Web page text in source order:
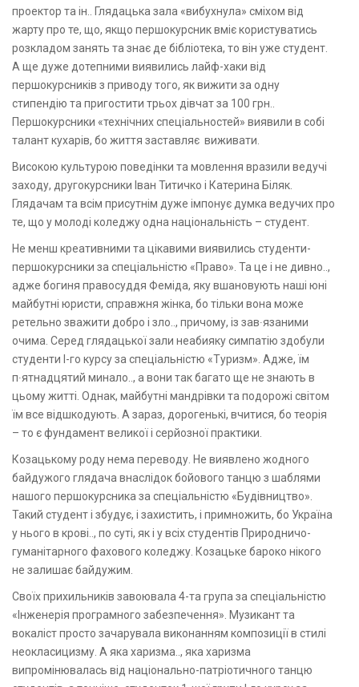
проектор та ін.. Глядацька зала «вибухнула» сміхом від
жарту про те, що, якщо першокурсник вміє користуватись
розкладом занять та знає де бібліотека, то він уже студент.
А ще дуже дотепними виявились лайф-хаки від
першокурсників з приводу того, як вижити за одну
стипендію та пригостити трьох дівчат за 100 грн..
Першокурсники «технічних спеціальностей» виявили в собі
талант кухарів, бо життя заставляє виживати.
Високою культурою поведінки та мовлення вразили ведучі
заходу, другокурсники Іван Титичко і Катерина Біляк.
Глядачам та всім присутнім дуже імпонує думка ведучих про
те, що у молоді коледжу одна національність – студент.
Не менш креативними та цікавими виявились студенти-
першокурсники за спеціальністю «Право». Та це і не дивно..,
адже богиня правосуддя Феміда, яку вшановують наші юні
майбутні юристи, справжня жінка, бо тільки вона може
ретельно зважити добро і зло.., причому, із зав∙язаними
очима. Серед глядацької зали неабияку симпатію здобули
студенти І-го курсу за спеціальністю «Туризм». Адже, їм
п∙ятнадцятий минало.., а вони так багато ще не знають в
цьому житті. Однак, майбутні мандрівки та подорожі світом
їм все відшкодують. А зараз, дорогенькі, вчитися, бо теорія
– то є фундамент великої і серйозної практики.
Козацькому роду нема переводу. Не виявлено жодного
байдужого глядача внаслідок бойового танцю з шаблями
нашого першокурсника за спеціальністю «Будівництво».
Такий студент і збудує, і захистить, і примножить, бо Україна
у нього в крові.., по суті, як і у всіх студентів Природничо-
гуманітарного фахового коледжу. Козацьке бароко нікого
не залишає байдужим.
Своїх прихильників завоювала 4-та група за спеціальністю
«Інженерія програмного забезпечення». Музикант та
вокаліст просто зачарувала виконанням композиції в стилі
неокласицизму. А яка харизма.., яка харизма
випромінювалась від національно-патріотичного танцю